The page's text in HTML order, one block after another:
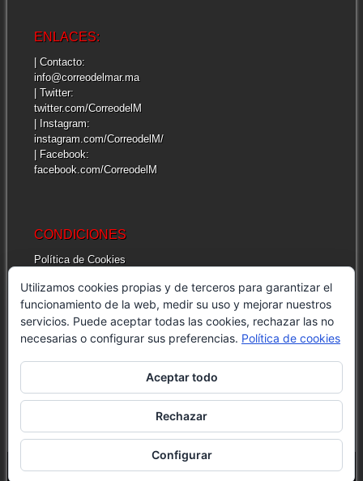
ENLACES:
| Contacto:
info@correodelmar.ma
| Twitter:
twitter.com/CorreodelM
| Instagram:
instagram.com/CorreodelM/
| Facebook:
facebook.com/CorreodelM
CONDICIONES
Política de Cookies
Cuestiones legales de interés
INFORMACIÓN GENERAL
| Correo del Mar
| Dirección: Av. Moulay Rachid, 22 – 1. 93215
Martil, Morocco
| E-mail: info@correodelmar.ma
© CORREO DEL MAR
Utilizamos cookies propias y de terceros para garantizar el
funcionamiento de la web, medir su uso y mejorar nuestros
servicios. Puede aceptar todas las cookies, rechazar las no
necesarias o configurar sus preferencias. Política de cookies
Aceptar todo
Rechazar
Configurar